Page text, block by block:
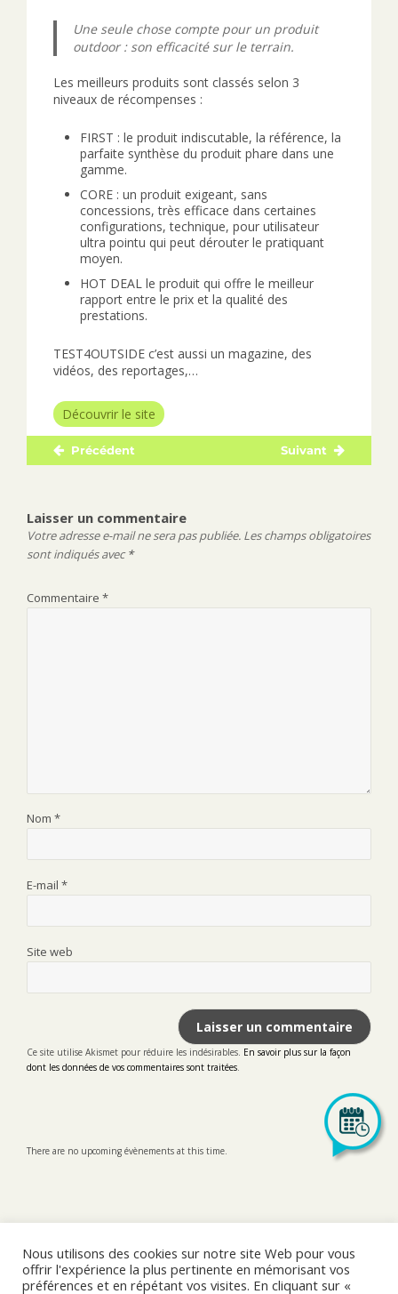
Une seule chose compte pour un produit
outdoor : son efficacité sur le terrain.
Les meilleurs produits sont classés selon 3
niveaux de récompenses :
FIRST : le produit indiscutable, la référence, la
parfaite synthèse du produit phare dans une
gamme.
CORE : un produit exigeant, sans
concessions, très efficace dans certaines
configurations, technique, pour utilisateur
ultra pointu qui peut dérouter le pratiquant
moyen.
HOT DEAL le produit qui offre le meilleur
rapport entre le prix et la qualité des
prestations.
TEST4OUTSIDE c’est aussi un magazine, des
vidéos, des reportages,…
Découvrir le site
NavigationPrécédent
Publication
Suivant
Publication
Laisser un commentaire
Votre adresse e-mail ne sera pas publiée. Les champs obligatoires
sont indiqués avec*
Commentaire *
Nom *
E-mail *
Site web
Ce site utilise Akismet pour réduire les indésirables. En savoir plus sur la façon
dont les données de vos commentaires sont traitées.
There are no upcoming évènements at this time.
Nous utilisons des cookies sur notre site Web pour vous
offrir l'expérience la plus pertinente en mémorisant vos
préférences et en répétant vos visites. En cliquant sur «